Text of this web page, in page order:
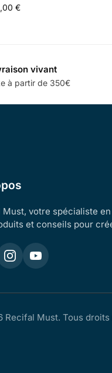
€
vivant
à partir de 350€
Must, votre spécialiste
et conseils pour
Recifal Must. Tous droits